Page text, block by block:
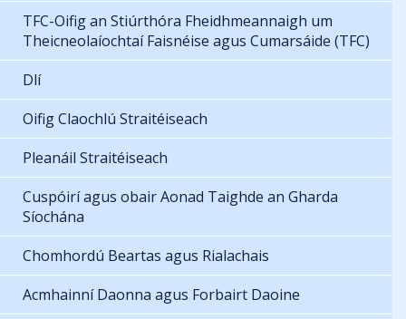
TFC-Oifig an Stiúrthóra Fheidhmeannaigh um
Theicneolaíochtaí Faisnéise agus Cumarsáide (TFC)
Dlí
Oifig Claochlú Straitéiseach
Pleanáil Straitéiseach
Cuspóirí agus obair Aonad Taighde an Gharda
Síochána
Chomhordú Beartas agus Rialachais
Acmhainní Daonna agus Forbairt Daoine